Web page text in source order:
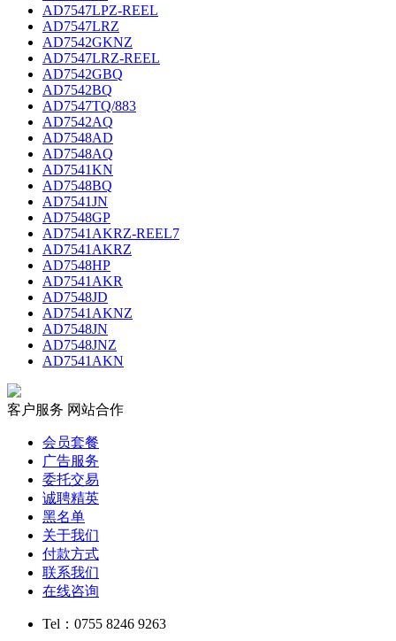
AD7547LPZ-REEL
AD7547LRZ
AD7542GKNZ
AD7547LRZ-REEL
AD7542GBQ
AD7542BQ
AD7547TQ/883
AD7542AQ
AD7548AD
AD7548AQ
AD7541KN
AD7548BQ
AD7541JN
AD7548GP
AD7541AKRZ-REEL7
AD7541AKRZ
AD7548HP
AD7541AKR
AD7548JD
AD7541AKNZ
AD7548JN
AD7548JNZ
AD7541AKN
客户服务 网站合作
会员套餐
广告服务
委托交易
诚聘精英
黑名单
关于我们
付款方式
联系我们
在线咨询
Tel：0755 8246 9263